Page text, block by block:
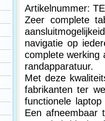
Artikelnummer:
Zeer complete
navigatie op
complete werking
randapparatuur.
Met deze
fabrikanten ter
functionele
Een afneembaar